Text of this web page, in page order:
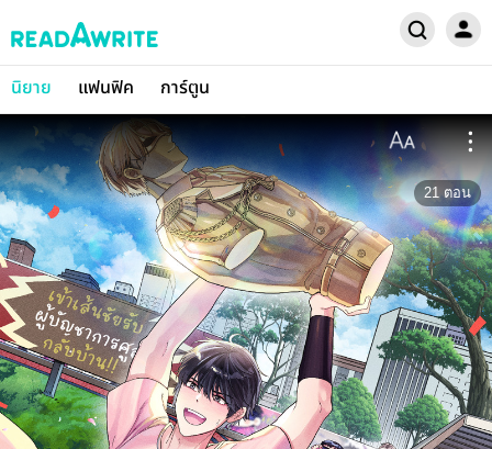
นิยาย แฟนฟิค การ์ตูน
21 ตอน